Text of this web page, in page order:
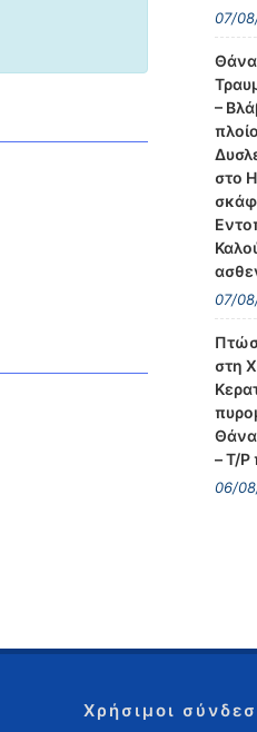
07/
–
στο
07/
στη
– Τ/Ρ
06/
Χρήσιμοι